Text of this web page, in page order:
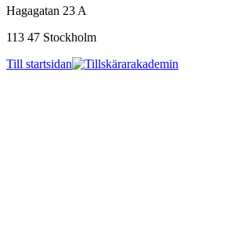
Hagagatan 23 A
113 47 Stockholm
Till startsidan